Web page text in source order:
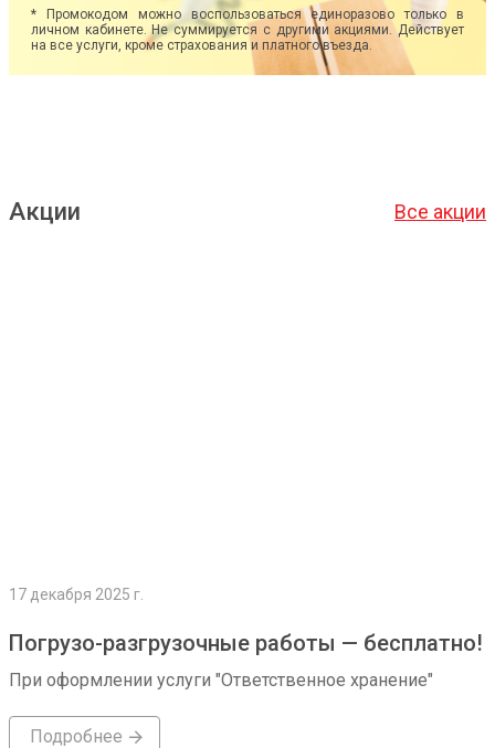
* Промокодом можно воспользоваться единоразово только в
личном кабинете. Не суммируется с другими акциями. Действует
на все услуги, кроме страхования и платного въезда.
Акции Все акции
17 декабря 2025 г.
Погрузо-разгрузочные работы — бесплатно!
При оформлении услуги "Ответственное хранение"
Подробнее